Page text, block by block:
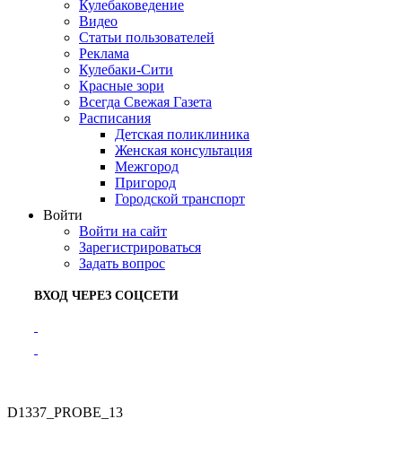
Кулебаковедение
Видео
Статьи пользователей
Реклама
Кулебаки-Сити
Красные зори
Всегда Свежая Газета
Расписания
Детская поликлиника
Женская консультация
Межгород
Пригород
Городской транспорт
Войти
Войти на сайт
Зарегистрироваться
Задать вопрос
ВХОД ЧЕРЕЗ СОЦСЕТИ